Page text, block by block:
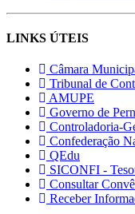
LINKS ÚTEIS
Câmara
Tribunal de
AMUPE
Governo de
Controladoria-
Confederação
QEdu
SICONFI -
Consultar
Receber